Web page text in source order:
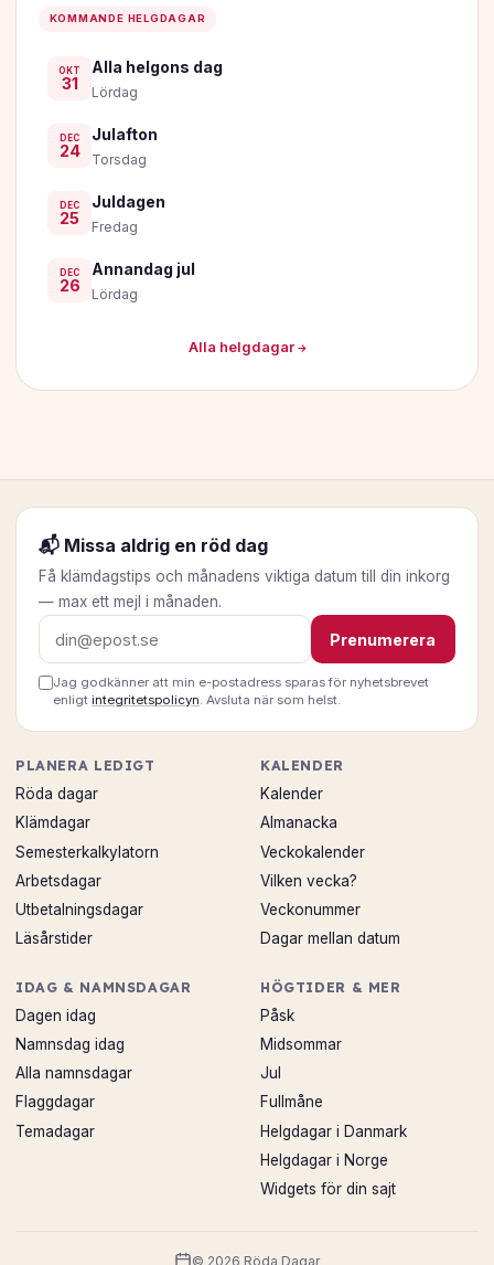
KOMMANDE HELGDAGAR
OKT
31
Alla helgons dag
Lördag
DEC
24
Julafton
Torsdag
DEC
25
Juldagen
Fredag
DEC
26
Annandag jul
Lördag
Alla helgdagar →
📬 Missa aldrig en röd dag
Få klämdagstips och månadens viktiga datum till din inkorg
— max ett mejl i månaden.
E-postadress Prenumerera
Jag godkänner att min e-postadress sparas för nyhetsbrevet
enligt integritetspolicyn. Avsluta när som helst.
PLANERA LEDIGT
Röda dagar
Klämdagar
Semesterkalkylatorn
Arbetsdagar
Utbetalningsdagar
Läsårstider
KALENDER
Kalender
Almanacka
Veckokalender
Vilken vecka?
Veckonummer
Dagar mellan datum
IDAG & NAMNSDAGAR
Dagen idag
Namnsdag idag
Alla namnsdagar
Flaggdagar
Temadagar
HÖGTIDER & MER
Påsk
Midsommar
Jul
Fullmåne
Helgdagar i Danmark
Helgdagar i Norge
Widgets för din sajt
© 2026 Röda Dagar